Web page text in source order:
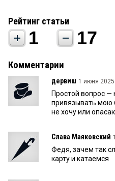
Рейтинг статьи
1 17
Комментарии
дервиш 1 июня
Простой вопрос —
привязывать мою
не хочу или
Слава Маяковский
Федя, зачем так
карту и катаемся